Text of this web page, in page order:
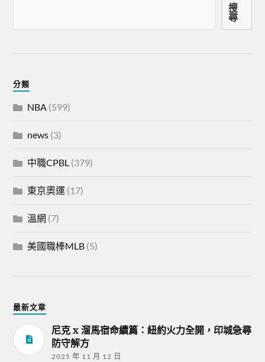
搜
尋
分類
NBA (599)
news (3)
中職CPBL (379)
東京奧運 (17)
溫網 (7)
美國職棒MLB (5)
最新文章
尼克 x 溜馬宿命續篇：紐約火力全開，印城急尋
防守解方
2025 年 11 月 12 日